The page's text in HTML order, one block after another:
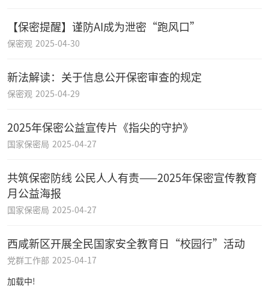
【保密提醒】谨防AI成为泄密“跑风口”
保密观 2025-04-30
新法解读：关于信息公开保密审查的规定
保密观 2025-04-29
2025年保密公益宣传片《指尖的守护》
国家保密局 2025-04-27
共筑保密防线 公民人人有责——2025年保密宣传教育
月公益海报
国家保密局 2025-04-27
西咸新区开展全民国家安全教育日“校园行”活动
党群工作部 2025-04-17
加载中!